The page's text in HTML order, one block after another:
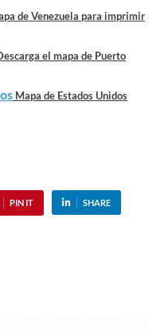
de Venezuela para imprimir
el mapa de Puerto
Mapa de Estados Unidos
PIN IT SHARE